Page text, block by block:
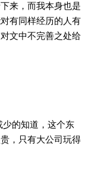
来，而我本身也是
有同样经历的人有
文中不完善之处给
少的知道，这个东
，只有大公司玩得